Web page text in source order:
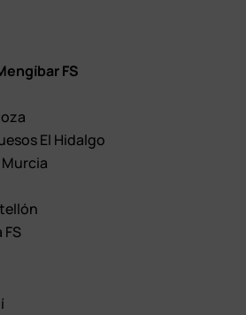
FS
El Hidalgo
FS